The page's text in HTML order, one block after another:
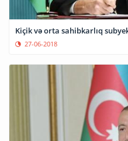
Kiçik və orta sahibkarlıq
27-06-2018